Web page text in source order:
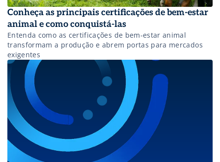
Conheça as principais certificações de bem-estar
animal e como conquistá-las
Entenda como as certificações de bem-estar animal
transformam a produção e abrem portas para mercados
exigentes